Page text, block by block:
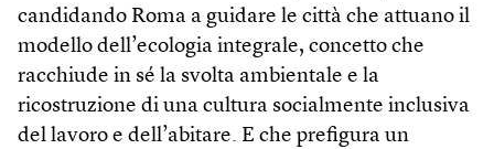
candidando Roma a guidare le città che attuano il
modello dell’ecologia integrale, concetto che
racchiude in sé la svolta ambientale e la
ricostruzione di una cultura socialmente inclusiva
del lavoro e dell’abitare. E che prefigura un